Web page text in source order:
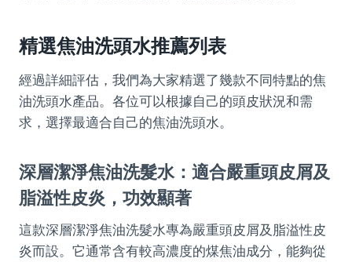
精選焦油洗頭水推薦列表
經過詳細評估，我們為大家精選了幾款不同特點的焦
油洗頭水產品。各位可以根據自己的頭皮狀況和需
求，選擇最適合自己的焦油洗頭水。
深層潔淨焦油洗髮水：適合嚴重頭皮屑及
脂溢性皮炎，功效顯著
這款深層潔淨焦油洗髮水專為嚴重頭皮屑及脂溢性皮
炎而設。它通常含有較高濃度的煤焦油成分，能夠從